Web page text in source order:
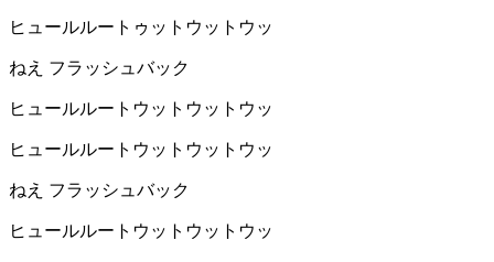
ヒュールルートゥットウットウッ
ねえ フラッシュバック
ヒュールルートウットウットウッ
ヒュールルートウットウットウッ
ねえ フラッシュバック
ヒュールルートウットウットウッ